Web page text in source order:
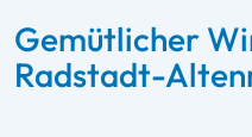
Gemütlicher
Radstadt-